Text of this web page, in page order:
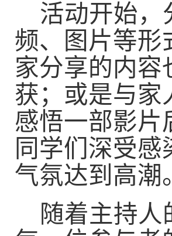
活动开始，
频、图片等形
家分享的内容
获；或是与家
感悟一部影片
同学们深受
气氛达到高潮
随着主持